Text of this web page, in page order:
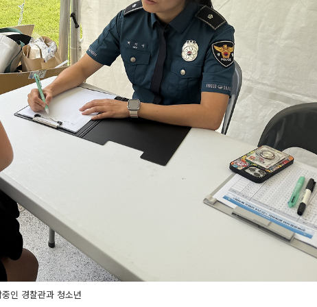
인 경찰관과 청소년